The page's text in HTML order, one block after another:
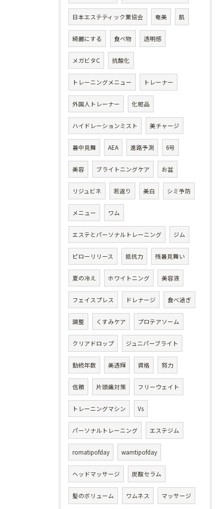
日本エステティック業協会 奄美 肌
綺麗にする 食べ物 透明感
メガビタC 抗酸化
トレーニングメニュー トレーナー
外国人トレーナー 化粧品
ハイドレーションミスト 美チャージ
暑中見舞 AEA 進路予測 6号
美容 ブライトニングケア お盆
リジュビネ 若返り 美白 シミ予防
メニュー ワム
エステとパーソナルトレーニング ジム
ピローリリース 抵抗力 残暑見舞い
夏の冷え ホワイトニング 美容液
フェイスプレス ドレナージ 食べ過ぎ
調整 くすみケア プロテアソーム
クリアドロップ ジュニパーブライト
勤続年数 美透輝 資格 努力
信頼 片頭痛対策 フリーウェイト
トレーニングマシン Vs
パーソナルトレーニング エステジム
romatipofday wamtipofday
ヘッドマッサージ 炭酸セラム
髪のボリューム ワムネス マッサージ